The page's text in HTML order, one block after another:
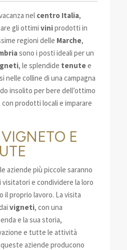
nel centro Italia,
gli ottimi viniprodotti in
regioni delle Marche,
sono i posti ideali per un
, le splendide tenutee
nelle colline di una campagna
insolito per bere dell’ottimo
prodotti locali e imparare
E
aziende più piccole saranno
e condividere la loro
il proprio lavoro. La visita
vigneti, con una
e la sua storia,
e tutte le attività
aziende producono